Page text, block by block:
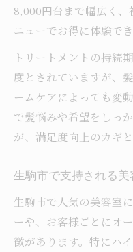
8,000円台まで幅広く、
ニューでお得に体験で
トリートメントの持続
度とされていますが、
ームケアによっても変
で髪悩みや希望をしっ
が、満足度向上のカギと
生駒市で支持される美
生駒市で人気の美容室
ーや、お客様ごとにオ
徴があります。特にハ